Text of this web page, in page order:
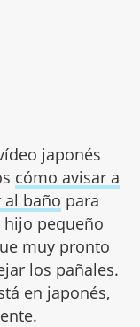
japonés
cómo avisar a
al baño para
hijo pequeño
muy pronto
los pañales.
en japonés,